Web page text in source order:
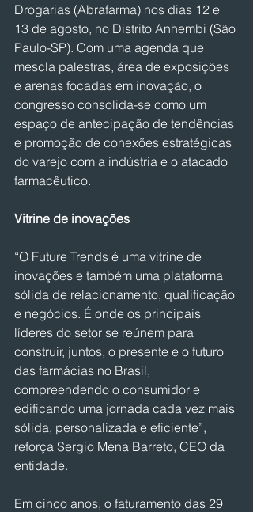
Drogarias (Abrafarma) nos dias 12 e
13 de agosto, no Distrito Anhembi (São
Paulo-SP). Com uma agenda que
mescla palestras, área de exposições
e arenas focadas em inovação, o
congresso consolida-se como um
espaço de antecipação de tendências
e promoção de conexões estratégicas
do varejo com a indústria e o atacado
farmacêutico.
Vitrine de inovações
“O Future Trends é uma vitrine de
inovações e também uma plataforma
sólida de relacionamento, qualificação
e negócios. É onde os principais
líderes do setor se reúnem para
construir, juntos, o presente e o futuro
das farmácias no Brasil,
compreendendo o consumidor e
edificando uma jornada cada vez mais
sólida, personalizada e eficiente”,
reforça Sergio Mena Barreto, CEO da
entidade.
Em cinco anos, o faturamento das 29